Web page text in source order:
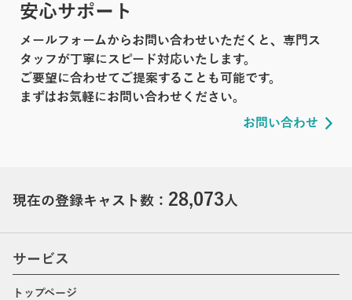
安心サポート
メールフォームからお問い合わせいただくと、専門ス
タッフが丁寧にスピード対応いたします。
ご要望に合わせてご提案することも可能です。
まずはお気軽にお問い合わせください。
お問い合わせ
現在の登録キャスト数： 28,073人
サービス
トップページ